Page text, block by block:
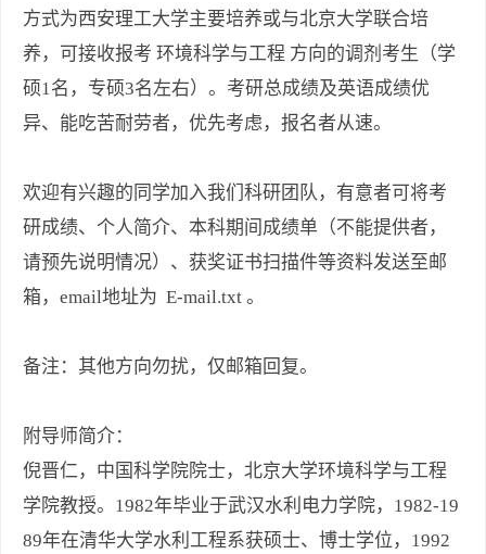
方式为西安理工大学主要培养或与北京大学联合培
养，可接收报考 环境科学与工程 方向的调剂考生（学
硕1名，专硕3名左右）。考研总成绩及英语成绩优
异、能吃苦耐劳者，优先考虑，报名者从速。
欢迎有兴趣的同学加入我们科研团队，有意者可将考
研成绩、个人简介、本科期间成绩单（不能提供者，
请预先说明情况）、获奖证书扫描件等资料发送至邮
箱，email地址为 E-mail.txt 。
备注：其他方向勿扰，仅邮箱回复。
附导师简介：
倪晋仁，中国科学院院士，北京大学环境科学与工程
学院教授。1982年毕业于武汉水利电力学院，1982-19
89年在清华大学水利工程系获硕士、博士学位，1992